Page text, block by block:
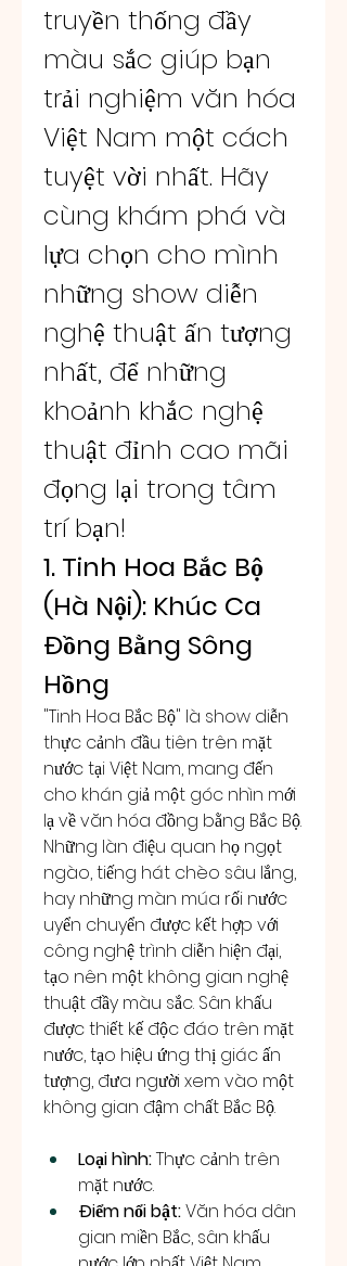
truyền thống đầy
màu sắc giúp bạn
trải nghiệm văn hóa
Việt Nam một cách
tuyệt vời nhất. Hãy
cùng khám phá và
lựa chọn cho mình
những show diễn
nghệ thuật ấn tượng
nhất, để những
khoảnh khắc nghệ
thuật đỉnh cao mãi
đọng lại trong tâm
trí bạn!
1. Tinh Hoa Bắc Bộ
(Hà Nội): Khúc Ca
Đồng Bằng Sông
Hồng
"Tinh Hoa Bắc Bộ" là show diễn
thực cảnh đầu tiên trên mặt
nước tại Việt Nam, mang đến
cho khán giả một góc nhìn mới
lạ về văn hóa đồng bằng Bắc Bộ.
Những làn điệu quan họ ngọt
ngào, tiếng hát chèo sâu lắng,
hay những màn múa rối nước
uyển chuyển được kết hợp với
công nghệ trình diễn hiện đại,
tạo nên một không gian nghệ
thuật đầy màu sắc. Sân khấu
được thiết kế độc đáo trên mặt
nước, tạo hiệu ứng thị giác ấn
tượng, đưa người xem vào một
không gian đậm chất Bắc Bộ.
Loại hình: Thực cảnh trên
mặt nước.
Điểm nổi bật: Văn hóa dân
gian miền Bắc, sân khấu